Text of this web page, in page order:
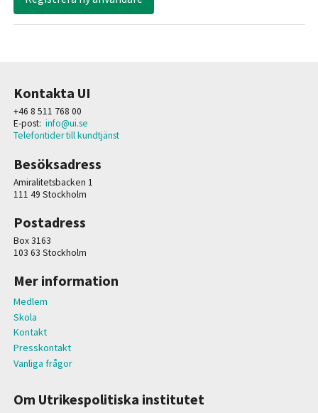
Kontakta UI
+46 8 511 768 00
E-post: info@ui.se
Telefontider till kundtjänst
Besöksadress
Amiralitetsbacken 1
111 49 Stockholm
Postadress
Box 3163
103 63 Stockholm
Mer information
Medlem
Skola
Kontakt
Presskontakt
Vanliga frågor
Om Utrikespolitiska institutet